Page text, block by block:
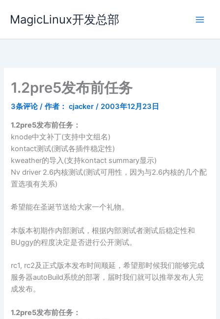
容
MagicLinux开发总部
1.2pre5发布前任务
3条评论 / 作者： cjacker/ 2003年12月23日
1.2pre5发布前任务：
knode中文补丁(支持中文组名)
kontact测试(测试各插件稳定性)
kweather的导入(支持kontact summary显示)
Nv driver 2.6内核测试(测试可用性，因为与2.6内核的几个配
置选项有关系)
希望能在圣诞节送给大家一个礼物。
本版本初期作内部测试，根据内部测试者测试后稳定性和
BUggy的程度决定是否进行公开测试。
rc1, rc2及正式版本发布时间顺延，希望那时候我们能够完成
服务器autoBuild系统的部署，届时我们就可以推举发布人完
成发布。
1.2pre5发布前任务：